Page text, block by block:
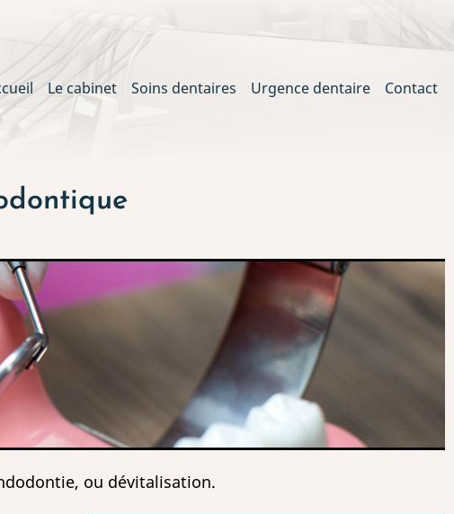
Le cabinet Soins dentaires Urgence dentaire Contact
ou dévitalisation.